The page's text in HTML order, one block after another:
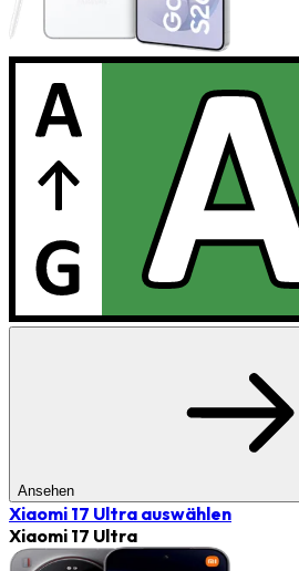
Ansehen
Xiaomi 17 Ultra auswählen
Xiaomi 17 Ultra